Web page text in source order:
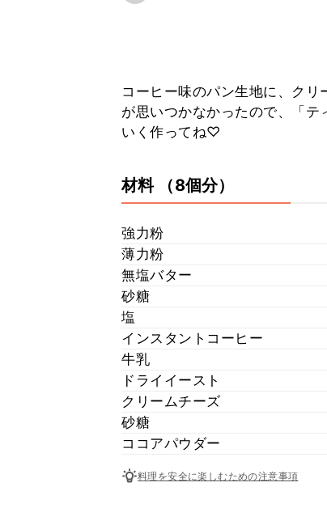
コーヒー味のパン生地に、ク
が思いつかなかったので、「
いく作ってね♡
材料 （8個分）
強力粉
薄力粉
無塩バター
砂糖
塩
インスタントコーヒー
牛乳
ドライイースト
クリームチーズ
砂糖
ココアパウダー
料理を安全に楽しむための注意事項